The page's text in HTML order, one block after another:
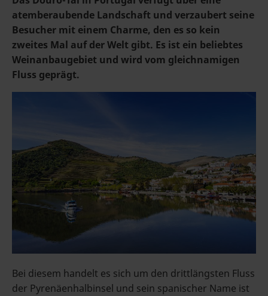
atemberaubende Landschaft und verzaubert seine
Besucher mit einem Charme, den es so kein
zweites Mal auf der Welt gibt. Es ist ein beliebtes
Weinanbaugebiet und wird vom gleichnamigen
Fluss geprägt.
Bei diesem handelt es sich um den drittlängsten Fluss
der Pyrenäenhalbinsel und sein spanischer Name ist